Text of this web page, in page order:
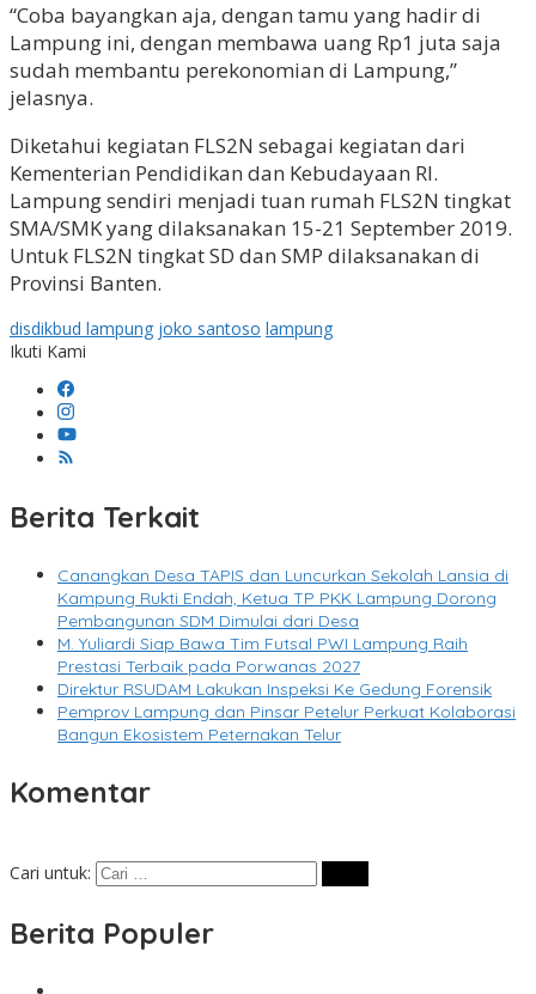
“Coba bayangkan aja, dengan tamu yang hadir di
Lampung ini, dengan membawa uang Rp1 juta saja
sudah membantu perekonomian di Lampung,”
jelasnya.
Diketahui kegiatan FLS2N sebagai kegiatan dari
Kementerian Pendidikan dan Kebudayaan RI.
Lampung sendiri menjadi tuan rumah FLS2N tingkat
SMA/SMK yang dilaksanakan 15-21 September 2019.
Untuk FLS2N tingkat SD dan SMP dilaksanakan di
Provinsi Banten.
disdikbud lampung joko santoso lampung
Ikuti Kami
Berita Terkait
Canangkan Desa TAPIS dan Luncurkan Sekolah Lansia di
Kampung Rukti Endah, Ketua TP PKK Lampung Dorong
Pembangunan SDM Dimulai dari Desa
M. Yuliardi Siap Bawa Tim Futsal PWI Lampung Raih
Prestasi Terbaik pada Porwanas 2027
Direktur RSUDAM Lakukan Inspeksi Ke Gedung Forensik
Pemprov Lampung dan Pinsar Petelur Perkuat Kolaborasi
Bangun Ekosistem Peternakan Telur
Komentar
Cari untuk:
Berita Populer